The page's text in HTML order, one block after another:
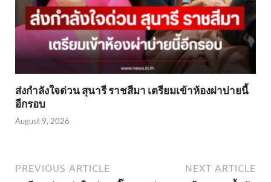
ส่งกำลังใจด่วน สุนารี ราชสีมา เตรียมเข้าห้องผ่าบ่ายนี้
อีกรอบ
August 9, 2026
PREVIOUS ARTICLE NEXT ARTICLE